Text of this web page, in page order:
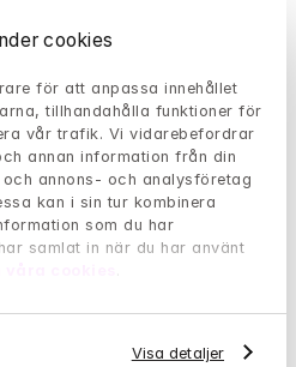
cookies
för att anpassa innehållet
tillhandahålla funktioner för
vår trafik. Vi vidarebefordrar
annan information från din
annons- och analysföretag
kan i sin tur kombinera
som du har
samlat in när du har använt
Visa detaljer
hjälp när den andre behöver
mål och aktiviteter.
visa att man lyssnar och är
när det behövs.
ont, till exempel när